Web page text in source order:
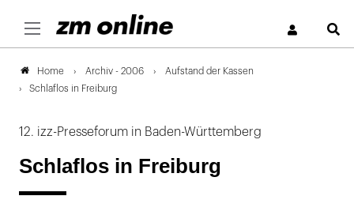
Home Archiv - 2006
Aufstand der Kassen
Schlaflos in Freiburg
12. izz-Presseforum in Baden-Württemberg
Schlaflos in Freiburg